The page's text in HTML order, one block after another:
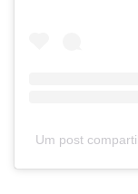
Um post